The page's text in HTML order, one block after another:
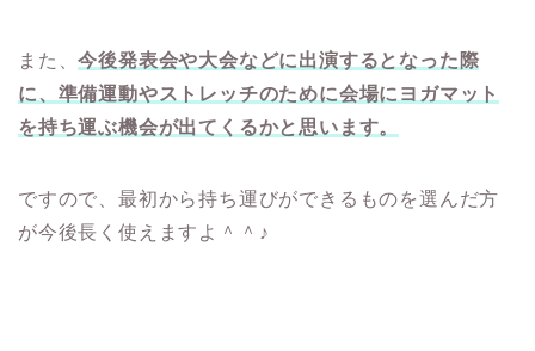
また、今後発表会や大会などに出演するとなった際
に、準備運動やストレッチのために会場にヨガマット
を持ち運ぶ機会が出てくるかと思います。
ですので、最初から持ち運びができるものを選んだ方
が今後長く使えますよ＾＾♪